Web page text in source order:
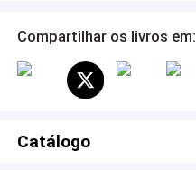
Compartilhar os livros em:
Catálogo